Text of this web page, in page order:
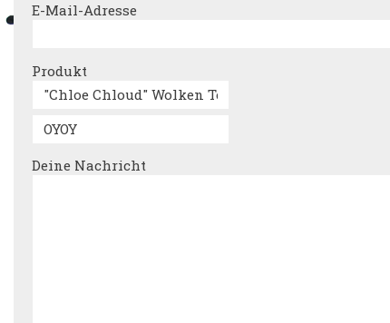
E-Mail-Adresse
Produkt
Deine Nachricht